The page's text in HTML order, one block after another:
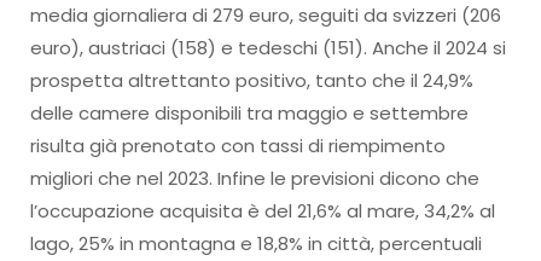
media giornaliera di 279 euro, seguiti da svizzeri (206
euro), austriaci (158) e tedeschi (151). Anche il 2024 si
prospetta altrettanto positivo, tanto che il 24,9%
delle camere disponibili tra maggio e settembre
risulta già prenotato con tassi di riempimento
migliori che nel 2023. Infine le previsioni dicono che
l’occupazione acquisita è del 21,6% al mare, 34,2% al
lago, 25% in montagna e 18,8% in città, percentuali